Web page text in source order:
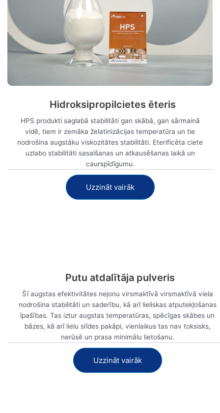
Hidroksipropilcietes ēteris
HPS produkti saglabā stabilitāti gan skābā, gan sārmainā
vidē, tiem ir zemāka želatinizācijas temperatūra un tie
nodrošina augstāku viskozitātes stabilitāti. Eterificēta ciete
uzlabo stabilitāti sasalšanas un atkausēšanas laikā un
caurspīdīgumu.
Uzzināt vairāk
Putu atdalītāja pulveris
Šī augstas efektivitātes nejonu virsmaktīvā virsmaktīvā viela
nodrošina stabilitāti un saderību, kā arī lieliskas atputekļošanas
īpašības. Tas iztur augstas temperatūras, spēcīgas skābes un
bāzes, kā arī lielu slīdes pakāpi, vienlaikus tas nav toksisks,
nerūsē un prasa minimālu lietošanu.
Uzzināt vairāk